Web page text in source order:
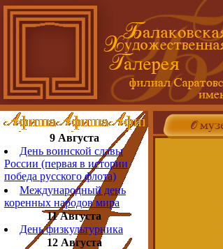
9 Августа
День воинской славы
России (первая в истории
победа русского флота)
Международный день
коренных народов мира
11 Августа
День физкультурника
12 Августа